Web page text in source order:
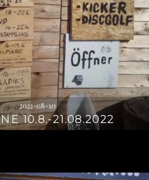
2022-08-10
10.8.-21.08.2022